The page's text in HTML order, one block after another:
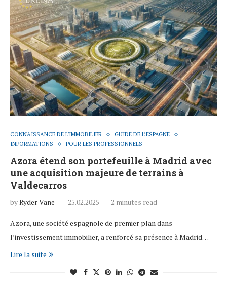
CONNAISSANCE DE L'IMMOBILIER
GUIDE DE L’ESPAGNE
INFORMATIONS
POUR LES PROFESSIONNELS
Azora étend son portefeuille à Madrid avec
une acquisition majeure de terrains à
Valdecarros
byRyder Vane 25.02.2025 2 minutes read
Azora, une société espagnole de premier plan dans
l’investissement immobilier, a renforcé sa présence à Madrid…
Lire la suite